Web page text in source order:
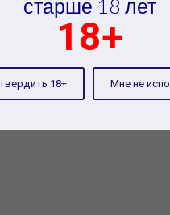
старше 18 лет
18+